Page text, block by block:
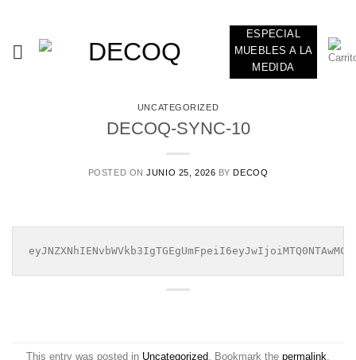
content
ESPECIAL
MUEBLES A LA
MEDIDA
UNCATEGORIZED
DECOQ-SYNC-10
POSTED ONJUNIO 25, 2026 BYDECOQ
This entry was posted in Uncategorized . Bookmark the permalink